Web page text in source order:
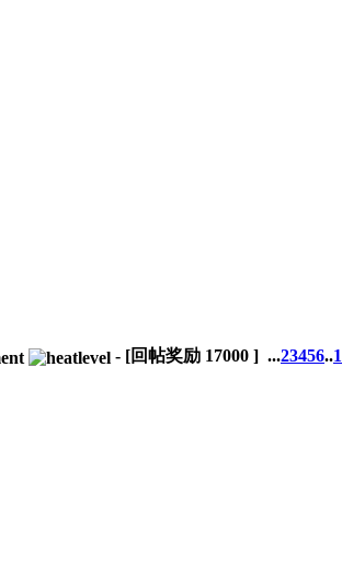
- [回帖奖励 17000 ] ...23456..